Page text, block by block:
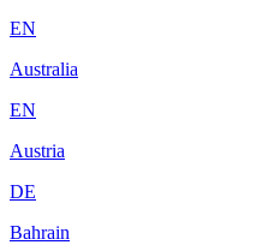
EN
Australia
EN
Austria
DE
Bahrain